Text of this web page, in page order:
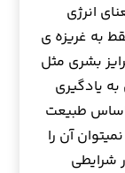
انرژي
به غريزه ي
بشري مثل
يادگيري
اساس طبيعت
آن را
شرايطي